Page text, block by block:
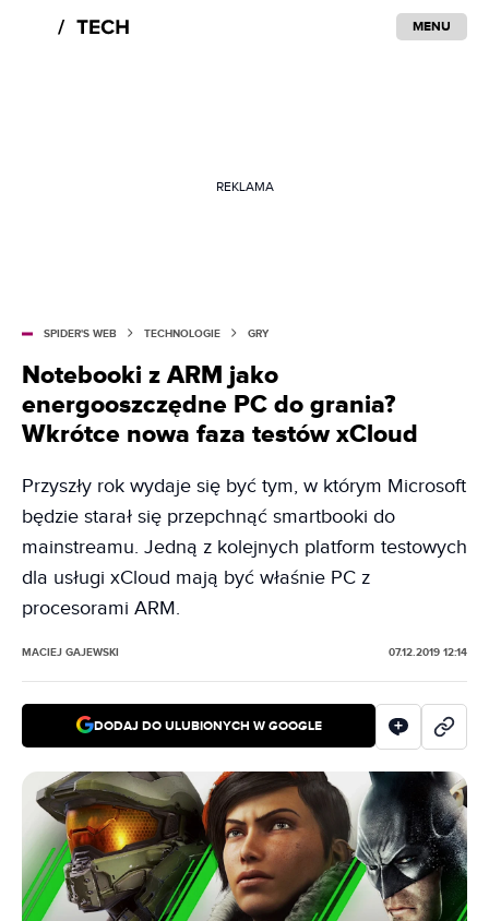
MENU
REKLAMA
SPIDER'S WEB TECHNOLOGIE GRY
Notebooki z ARM jako
energooszczędne PC do grania?
Wkrótce nowa faza testów xCloud
Przyszły rok wydaje się być tym, w którym Microsoft
będzie starał się przepchnąć smartbooki do
mainstreamu. Jedną z kolejnych platform testowych
dla usługi xCloud mają być właśnie PC z
procesorami ARM.
MACIEJ GAJEWSKI 07.12.2019 12:14
DODAJ DO ULUBIONYCH W GOOGLE